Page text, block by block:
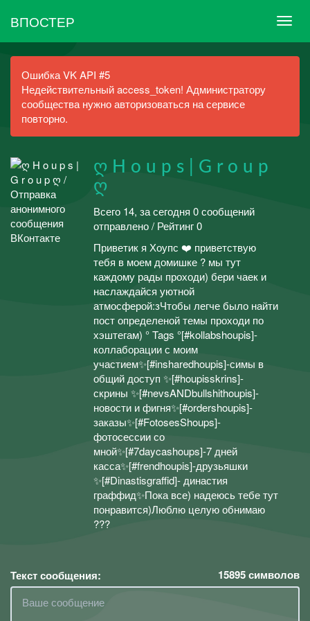
ВПОСТЕР
Ошибка VK API #5
Недействительный access_token! Администратору
сообщества нужно авторизоваться на сервисе
повторно.
ღ H o u p s | G r o u p
ღ
Всего 14, за сегодня 0 сообщений
отправлено / Рейтинг 0
Приветик я Хоупс ❤️ приветствую
тебя в моем домишке ? мы тут
каждому рады проходи) бери чаек и
наслаждайся уютной
атмосферой:зЧтобы легче было найти
пост определеной темы проходи по
хэштегам) ° Tags °[#kollabshoupis]-
коллаборации с моим
участием✨[#insharedhoupis]-симы в
общий доступ ✨[#houpisskrins]-
скрины ✨[#nevsANDbullshithoupis]-
новости и фигня✨[#ordershoupis]-
заказы✨[#FotosesShoups]-
фотосессии со
мной✨[#7daycashoups]-7 дней
касса✨[#frendhoupis]-друзьяшки
✨[#Dinastisgraffid]- династия
граффид✨Пока все) надеюсь тебе тут
понравится)Люблю целую обнимаю
???
Текст сообщения: 15895символов